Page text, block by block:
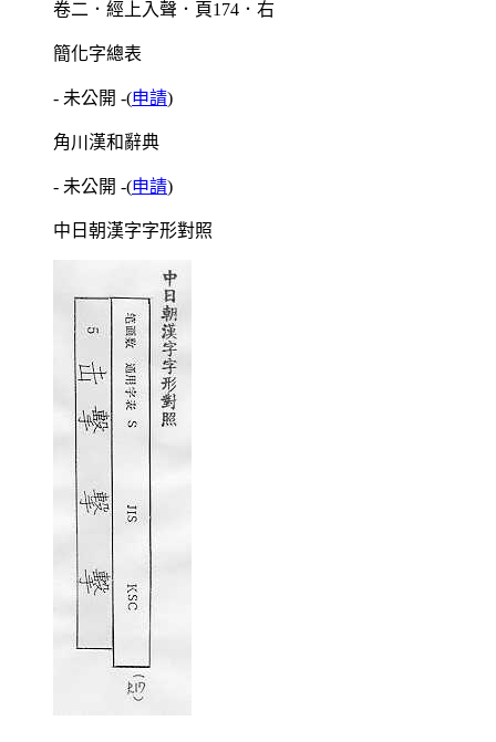
卷二．經上入聲．頁174．右
簡化字總表
- 未公開 -(申請)
角川漢和辭典
- 未公開 -(申請)
中日朝漢字字形對照